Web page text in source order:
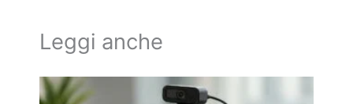
Leggi anche